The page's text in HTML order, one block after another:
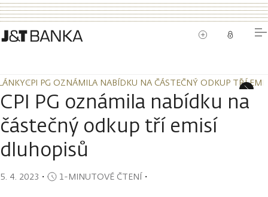
CPI PG OZNÁMILA NABÍDKU NA ČÁSTEČNÝ ODKUP TŘÍ
CPI PG OZNÁMILA NABÍDKU NA ČÁSTEČNÝ ODKUP TŘÍ
CPI PG oznámila nabídku na
částečný odkup tří emisí
dluhopisů
5. 4. 2023 ・ 1-MINUTOVÉ ČTENÍ・